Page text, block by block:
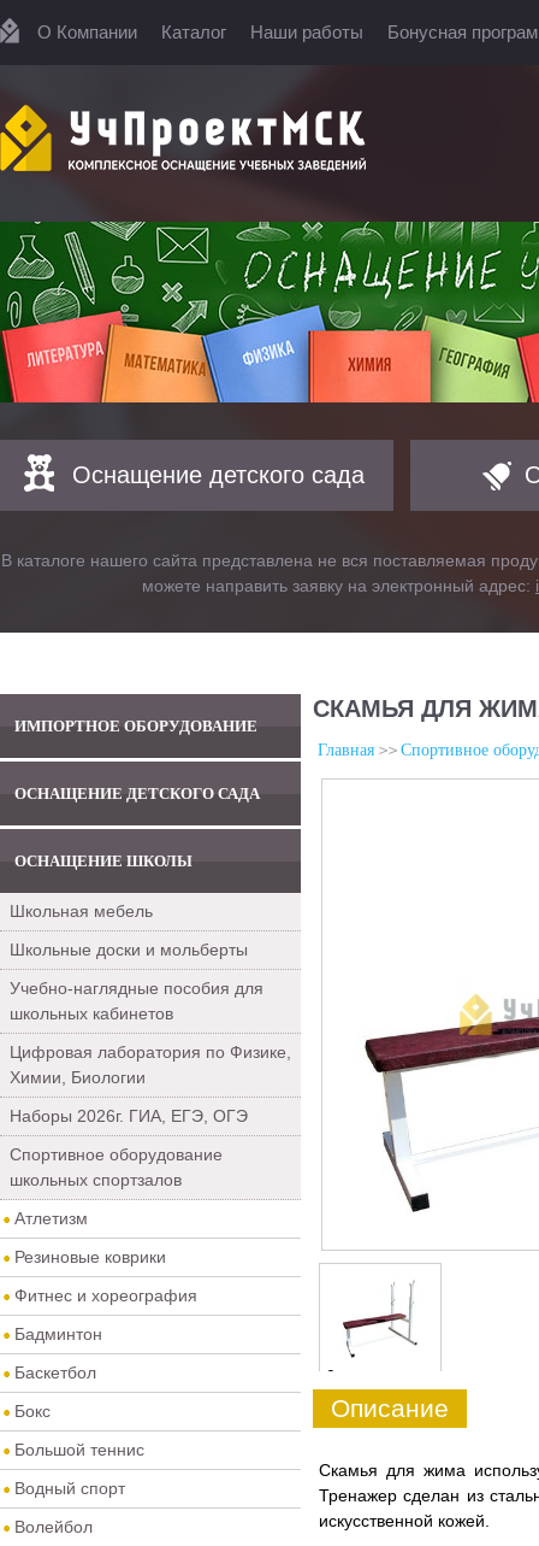
О Компании Каталог Наши работы Бонусная
Оснащение детского сада
В каталоге нашего сайта представлена не вся поставляемая
можете направить заявку на электронный адрес:
ИМПОРТНОЕ ОБОРУДОВАНИЕ
ОСНАЩЕНИЕ ДЕТСКОГО САДА
ОСНАЩЕНИЕ ШКОЛЫ
Школьная мебель
Школьные доски и мольберты
Учебно-наглядные пособия для
школьных кабинетов
Цифровая лаборатория по Физике,
Химии, Биологии
Наборы 2026г. ГИА, ЕГЭ, ОГЭ
Спортивное оборудование
школьных спортзалов
Атлетизм
Резиновые коврики
Фитнес и хореография
Бадминтон
Баскетбол
Бокс
Большой теннис
Водный спорт
Волейбол
СКАМЬЯ ДЛЯ
Главная Спортивное
0
Описание
Скамья для жима
Тренажер сделан из
искусственной кожей.